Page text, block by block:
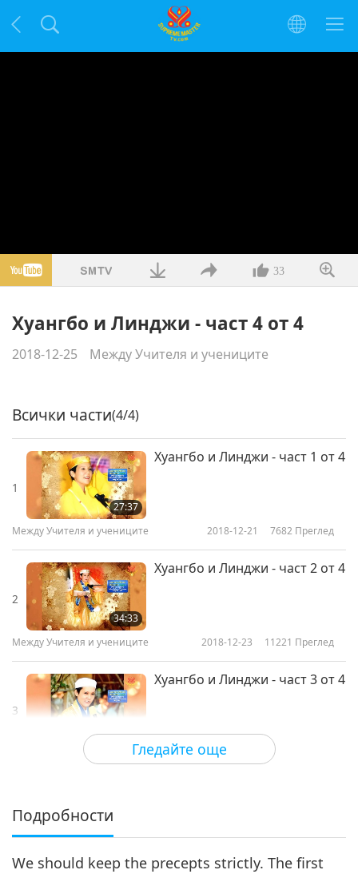
33
Хуангбо и Линджи - част 4 от 4
2018-12-25 Между Учителя и учениците
Гледайте още
Всички части(4/4)
1
27:37
Хуангбо и Линджи - част 1 от 4
Между Учителя и учениците 2018-12-21 7682 Преглед
2
34:33
Хуангбо и Линджи - част 2 от 4
Между Учителя и учениците 2018-12-23 11221 Преглед
3
Хуангбо и Линджи - част 3 от 4
Между Учителя и учениците 2018-12-24 6409
31:21
Между Учителя и учениците 2018-12-25 6550Преглед
Подробности
We should keep the precepts strictly. The first